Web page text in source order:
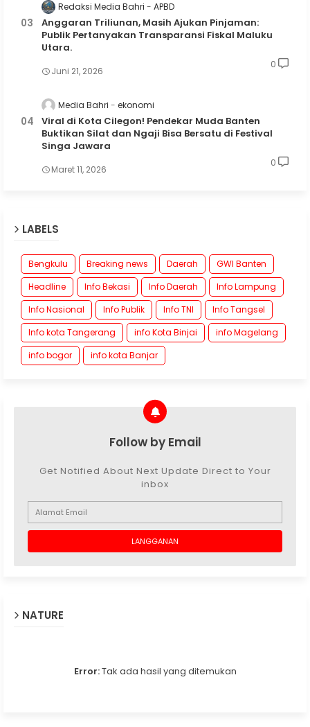
Redaksi Media Bahri APBD
Anggaran Triliunan, Masih Ajukan Pinjaman:
Publik Pertanyakan Transparansi Fiskal Maluku
Utara.
Juni 21, 2026
0
Media Bahri ekonomi
Viral di Kota Cilegon! Pendekar Muda Banten
Buktikan Silat dan Ngaji Bisa Bersatu di Festival
Singa Jawara
Maret 11, 2026
0
LABELS
Bengkulu Breaking news Daerah
GWI Banten
Headline
Info Bekasi Info Daerah
Info Lampung
Info Nasional
Info Publik Info TNI
Info Tangsel
Info kota Tangerang
info Kota Binjai
info Magelang
info bogor
info kota Banjar
Follow by Email
Get Notified About Next Update Direct to Your
inbox
NATURE
Error:Tak ada hasil yang ditemukan